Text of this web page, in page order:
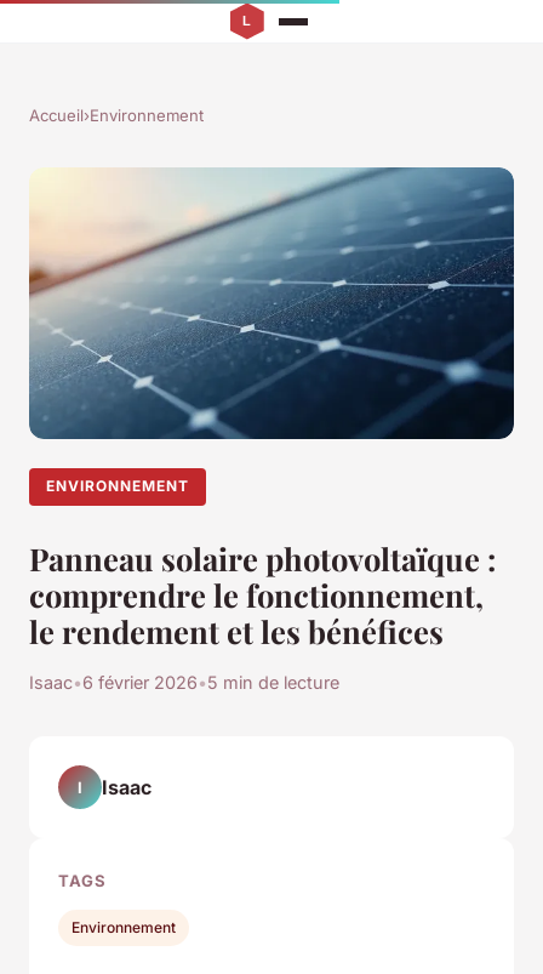
Accueil›Environnement
ENVIRONNEMENT
Panneau solaire photovoltaïque :
comprendre le fonctionnement,
le rendement et les bénéfices
Isaac•6 février 2026•5 min de lecture
I Isaac
TAGS
Environnement